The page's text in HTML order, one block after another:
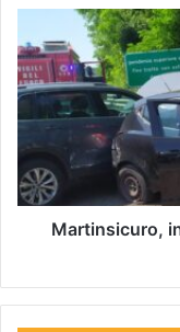
Martinsicuro,